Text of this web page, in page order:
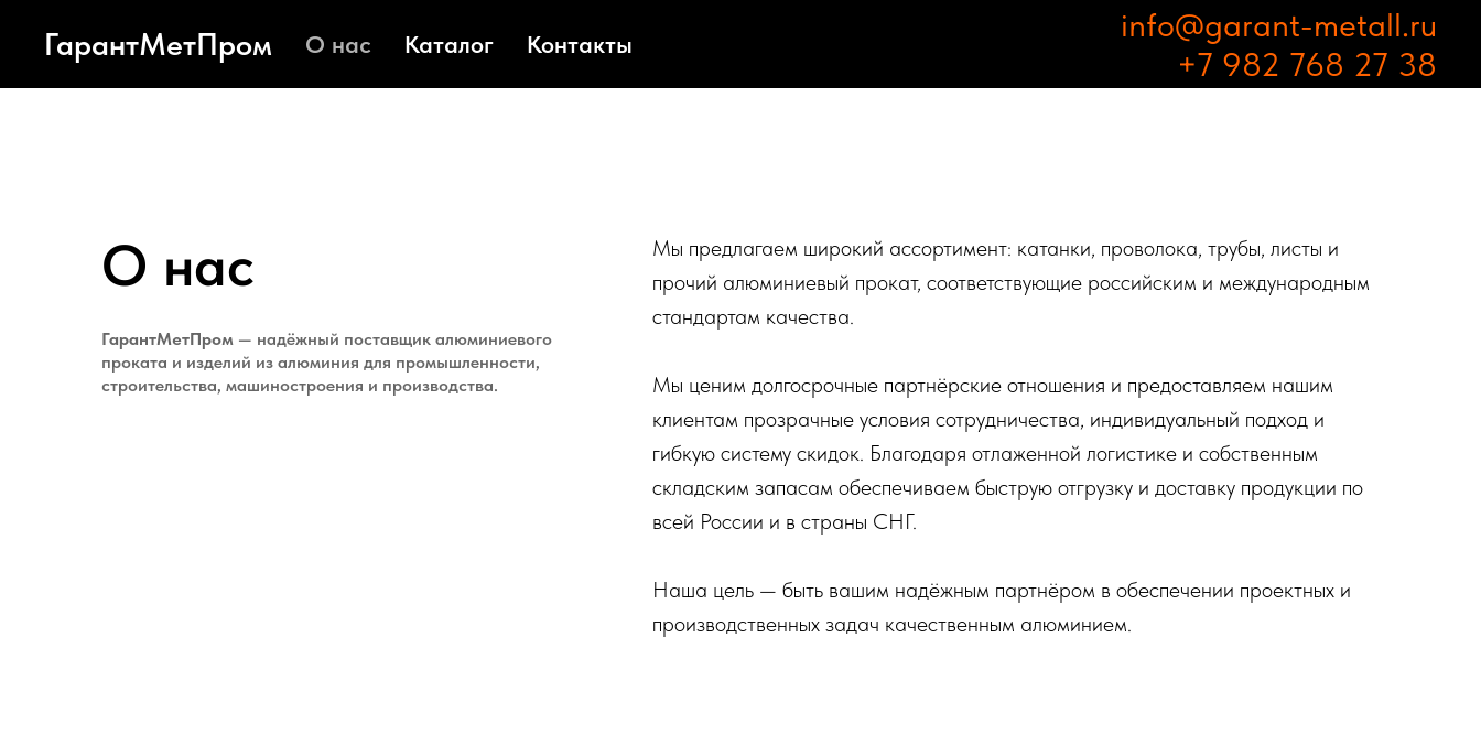
ГарантМетПром О нас Каталог Контакты
info@garant-metall.ru
+7 982 768 27 38
О нас
ГарантМетПром — надёжный поставщик алюминиевого
проката и изделий из алюминия для промышленности,
строительства, машиностроения и производства.
Мы предлагаем широкий ассортимент: катанки, проволока, трубы, листы и
прочий алюминиевый прокат, соответствующие российским и международным
стандартам качества.
Мы ценим долгосрочные партнёрские отношения и предоставляем нашим
клиентам прозрачные условия сотрудничества, индивидуальный подход и
гибкую систему скидок. Благодаря отлаженной логистике и собственным
складским запасам обеспечиваем быструю отгрузку и доставку продукции по
всей России и в страны СНГ.
Наша цель — быть вашим надёжным партнёром в обеспечении проектных и
производственных задач качественным алюминием.